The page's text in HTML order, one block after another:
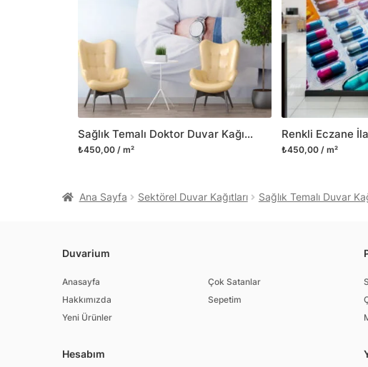
Sağlık Temalı Doktor Duvar Kağıdı Sağlık Çalışanı Duvar Posteri
₺450,00 / m² ₺450,00 / m²
Ana Sayfa Sektörel Duvar Kağıtları Sağlık Temalı Duvar
Duvarium
Anasayfa
Hakkımızda
Yeni Ürünler
Çok Satanlar
Sepetim
Hesabım